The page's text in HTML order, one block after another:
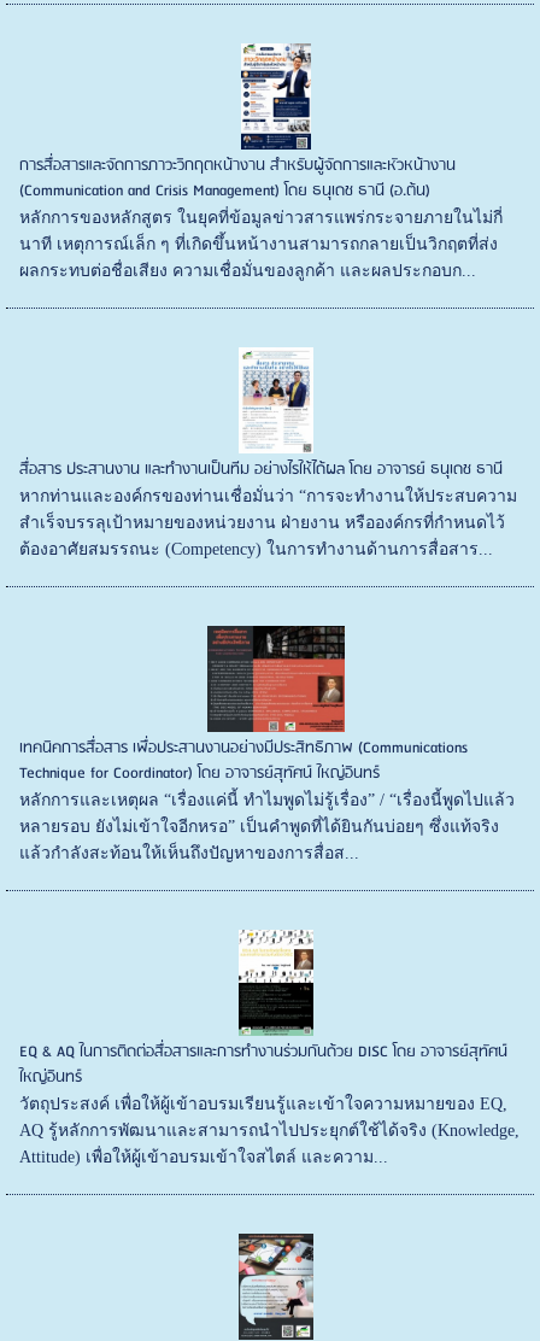
การสื่อสารและจัดการภาวะวิกฤตหน้างาน สำหรับผู้จัดการและหัวหน้างาน
(Communication and Crisis Management) โดย ธนุเดช ธานี (อ.ต้น)
หลักการของหลักสูตร ในยุคที่ข้อมูลข่าวสารแพร่กระจายภายในไม่กี่
นาที เหตุการณ์เล็ก ๆ ที่เกิดขึ้นหน้างานสามารถกลายเป็นวิกฤตที่ส่ง
ผลกระทบต่อชื่อเสียง ความเชื่อมั่นของลูกค้า และผลประกอบก...
สื่อสาร ประสานงาน และทำงานเป็นทีม อย่างไรให้ได้ผล โดย อาจารย์ ธนุเดช ธานี
หากท่านและองค์กรของท่านเชื่อมั่นว่า “การจะทำงานให้ประสบความ
สำเร็จบรรลุเป้าหมายของหน่วยงาน ฝ่ายงาน หรือองค์กรที่กำหนดไว้
ต้องอาศัยสมรรถนะ (Competency) ในการทำงานด้านการสื่อสาร...
เทคนิคการสื่อสาร เพื่อประสานงานอย่างมีประสิทธิภาพ (Communications
Technique for Coordinator) โดย อาจารย์สุทัศน์ ใหญ่อินทร์
หลักการและเหตุผล “เรื่องแค่นี้ ทำไมพูดไม่รู้เรื่อง” / “เรื่องนี้พูดไปแล้ว
หลายรอบ ยังไม่เข้าใจอีกหรอ” เป็นคำพูดที่ได้ยินกันบ่อยๆ ซึ่งแท้จริง
แล้วกำลังสะท้อนให้เห็นถึงปัญหาของการสื่อส...
EQ & AQ ในการติดต่อสื่อสารและการทำงานร่วมกันด้วย DISC โดย อาจารย์สุทัศน์
ใหญ่อินทร์
วัตถุประสงค์ เพื่อให้ผู้เข้าอบรมเรียนรู้และเข้าใจความหมายของ EQ,
AQ รู้หลักการพัฒนาและสามารถนำไปประยุกต์ใช้ได้จริง (Knowledge,
Attitude) เพื่อให้ผู้เข้าอบรมเข้าใจสไตล์ และความ...